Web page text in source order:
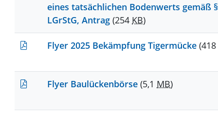
eines tatsächlichen Bodenwerts gemäß
LGrStG, Antrag (254 KB)
Flyer 2025 Bekämpfung Tigermücke (418
Flyer Baulückenbörse (5,1 MB)